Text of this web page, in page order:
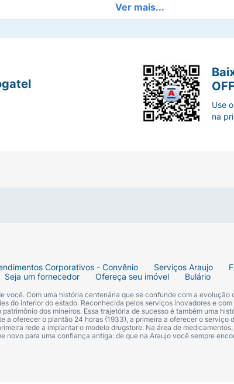
moderada a intensa
ajuste seguro
laterais
prolongado
Ver mais...
Corporativos - Convênio Serviços Araujo
Seja um fornecedor Ofereça seu imóvel Bulário
você. Com uma história centenária que se confunde com a evolução
do interior do estado. Reconhecida pelos serviços inovadores e com
dos mineiros. Essa trajetória de sucesso é também uma
a oferecer o plantão 24 horas (1933), a primeira a oferecer o serviço
rede a implantar o modelo drugstore. Na área de
novo para uma confiança antiga: de que na Araujo você sempre
Use
na